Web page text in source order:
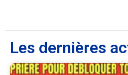
Les dernières